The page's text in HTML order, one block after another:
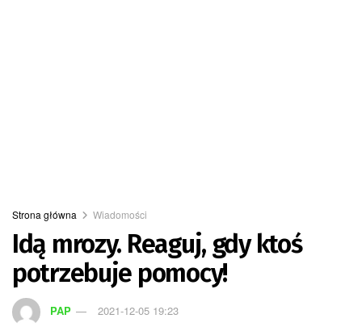
Strona główna Wiadomości
Idą mrozy. Reaguj, gdy ktoś
potrzebuje pomocy!
PAP 2021-12-05 19:23